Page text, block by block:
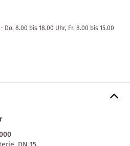
Do. 8.00 bis 18.00 Uhr, Fr. 8.00 bis 15.00